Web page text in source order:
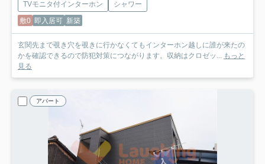
TVモニタ付インターホン
シャワー
敷0 即入居可 新築
玄関先まで覗き穴を覗きに行かなくてもインターホン越しに誰が来たの
かを確認できるので防犯対策につながります。収納はクロゼッ... もっと
見る
アパート